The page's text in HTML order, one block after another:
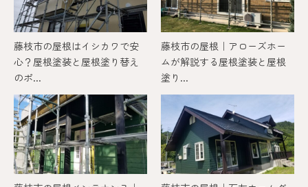
藤枝市の屋根はイシカワで安
心？屋根塗装と屋根塗り替え
のポ...
藤枝市の屋根｜アローズホー
ムが解説する屋根塗装と屋根
塗り...